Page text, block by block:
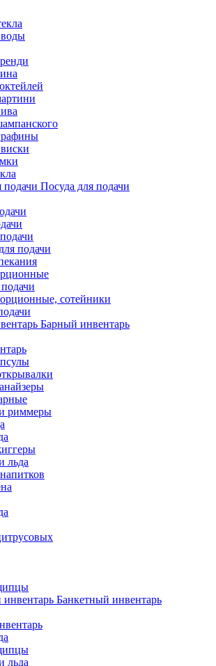
Посуда для подачи
подачи
сотейники
Барный инвентарь
риммеры
льда
Банкетный инвентарь
льда